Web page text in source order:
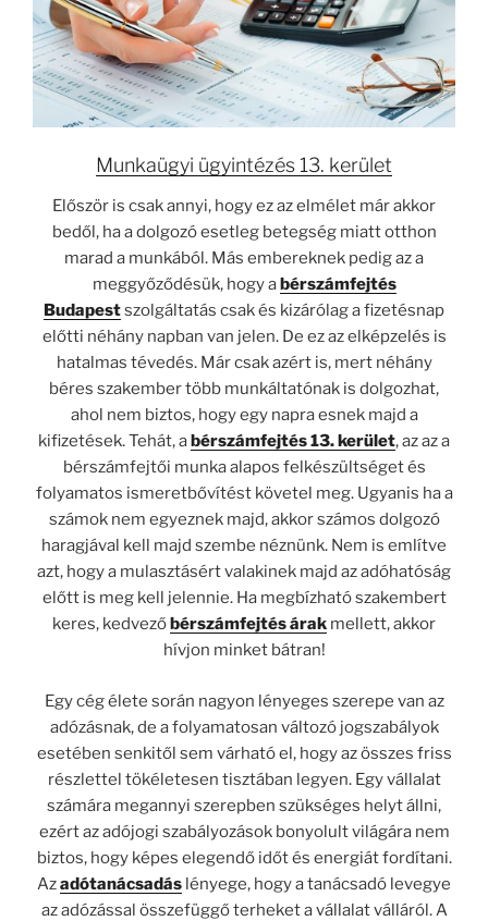
Munkaügyi ügyintézés 13. kerület
Először is csak annyi, hogy ez az elmélet már akkor
bedől, ha a dolgozó esetleg betegség miatt otthon
marad a munkából. Más embereknek pedig az a
meggyőződésük, hogy a bérszámfejtés
Budapestszolgáltatás csak és kizárólag a fizetésnap
előtti néhány napban van jelen. De ez az elképzelés is
hatalmas tévedés. Már csak azért is, mert néhány
béres szakember több munkáltatónak is dolgozhat,
ahol nem biztos, hogy egy napra esnek majd a
kifizetések. Tehát, a bérszámfejtés 13. kerület, az az a
bérszámfejtői munka alapos felkészültséget és
folyamatos ismeretbővítést követel meg. Ugyanis ha a
számok nem egyeznek majd, akkor számos dolgozó
haragjával kell majd szembe néznünk. Nem is említve
azt, hogy a mulasztásért valakinek majd az adóhatóság
előtt is meg kell jelennie. Ha megbízható szakembert
keres, kedvező bérszámfejtés árak mellett, akkor
hívjon minket bátran!
Egy cég élete során nagyon lényeges szerepe van az
adózásnak, de a folyamatosan változó jogszabályok
esetében senkitől sem várható el, hogy az összes friss
részlettel tökéletesen tisztában legyen. Egy vállalat
számára megannyi szerepben szükséges helyt állni,
ezért az adójogi szabályozások bonyolult világára nem
biztos, hogy képes elegendő időt és energiát fordítani.
Azadótanácsadás lényege, hogy a tanácsadó levegye
az adózással összefüggő terheket a vállalat válláról. A